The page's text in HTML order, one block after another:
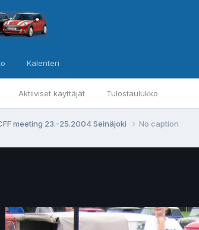
Aktiiviset käyttäjät Tulostaulukko
Kalenteri
meeting 23.-25.2004 Seinäjoki No caption